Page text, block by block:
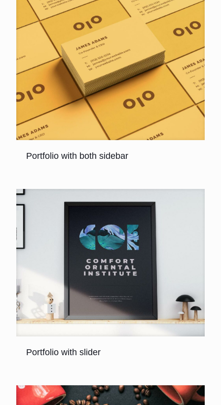
Portfolio with both sidebar
Portfolio with slider